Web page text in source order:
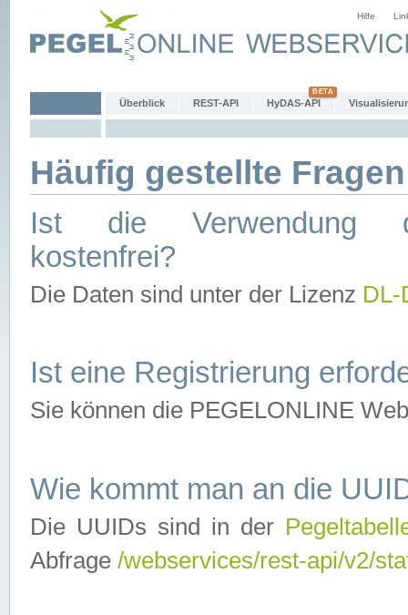
Hilfe
Überblick REST-API HyDAS-API
Häufig gestellte
Ist die Verwendung
kostenfrei?
Die Daten sind unter der Lizenz
Ist eine Registrierung
Sie können die PEGELONLINE
Wie kommt man an die
Die UUIDs sind in der
Abfrage /webservices/rest-api/v2/